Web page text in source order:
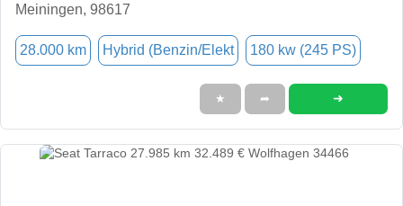
Meiningen, 98617
28.000 km Hybrid (Benzin/Elekt 180 kw (245 PS)
★ ➦ ➜